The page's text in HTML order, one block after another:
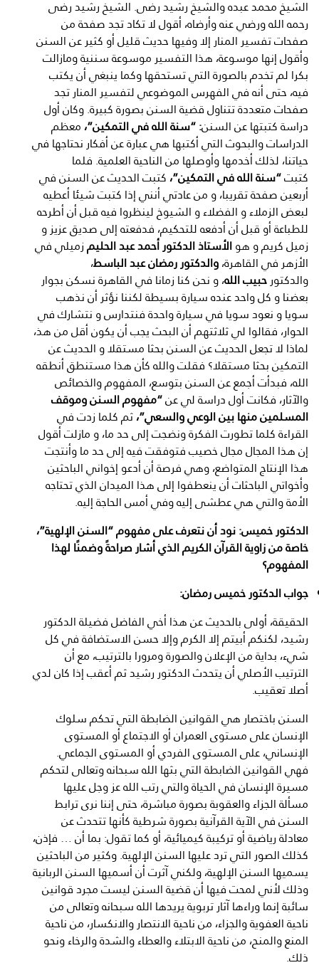
الشيخ محمد عبده والشيخ رشيد رضى. الشيخ رشيد رضى
رحمه الله ورضي عنه وأرضاه، أقول لا تكاد تجد صفحة من
صفحات تفسير المنار إلا وفيها حديث قليل أو كثير عن السنن
وأقول إنها موسوعة، هذا التفسير موسوعة سننية ومازالت
بكرا لم تخدم بالصورة التي تستحقها وكما ينبغي أن يكتب
فيه، حتى أنه في الفهرس الموضوعي لتفسير المنار تجد
صفحات متعددة تتناول قضية السنن بصورة كبيرة. وكان أول
دراسة كتبتها عن السنن: “سنة الله في التمكين”،معظم
الدراسات والبحوث التي أكتبها هي عبارة عن أفكار نحتاجها في
حياتنا، لذلك أخدمها وأوصلها من الناحية العلمية. فلما
كتبت“سنة الله في التمكين”،كتبت الحديث عن السنن في
أربعين صفحة تقريبا، و من عادتي أنني إذا كتبت شيئا أعطيه
لبعض الزملاء و الفضلاء و الشيوخ لينظروا فيه قبل أن أطرحه
للطباعة أو قبل أن أدفعه للتحكيم، فدفعته إلى صديق عزيز و
زميل كريم و هوالأستاذ الدكتور أحمد عبد الحليمزميلي في
الأزهر في القاهرة،والدكتور رمضان عبد الباسط،
والدكتورحبيب الله، و نحن كنا زمانا في القاهرة نسكن بجوار
بعضنا و كل واحد عنده سيارة بسيطة لكننا نؤثر أن نذهب
سويا و نعود سويا في سيارة واحدة فنتدارس و نتشارك في
الحوار، فقالوا لي ثلاثتهم أن البحث يجب أن يكون أقل من هذ،
لماذا لا تجعل الحديث عن السنن بحثا مستقلا و الحديث عن
التمكين بحثا مستقلا؟ فقلت والله كأن هذا مستنطق أنطقه
الله، فبدأت أجمع عن السنن بتوسع، المفهوم والخصائص
والآثار، فكانت أول دراسة لي عن“مفهوم السنن وموقف
المسلمين منها بين الوعي والسعي”،ثم كلما زدت في
القراءة كلما تطورت الفكرة ونضجت إلى حد ما، و مازلت أقول
إن هذا المجال مجال خصيب فتوفقت فيه إلى حد ما وأنتجت
هذا الإنتاج المتواضع، وهي فرصة أن أدعو إخواني الباحثين
وأخواتي الباحثات أن ينعطفوا إلى هذا الميدان الذي تحتاجه
الأمة والتي هي عطشى إليه وفي أمس الحاجة إليه.
الدكتور خميس: نود أن نتعرف على مفهوم “السنن الإلهية”،
خاصة من زاوية القرآن الكريم الذي أشار صراحةً وضمنًا لهذا
المفهوم؟
جواب الدكتور خميس رمضان:
الحقيقة، أولى بالحديث عن هذا أخي الفاضل فضيلة الدكتور
رشيد، لكنكم أبيتم إلا الكرم وإلا حسن الاستضافة في كل
شيء، بداية من الإعلان والصورة ومرورا بالترتيب، مع أن
الترتيب الأصلي أن يتحدث الدكتور رشيد ثم أعقب إذا كان لدي
أصلا تعقيب.
السنن باختصار هي القوانين الضابطة التي تحكم سلوك
الإنسان على مستوى العمران أو الاجتماع أو المستوى
الإنساني، على المستوى الفردي أو المستوى الجماعي.
فهي القوانين الضابطة التي بثها الله سبحانه وتعالى لتحكم
مسيرة الإنسان في الحياة والتي رتب الله عز وجل عليها
مسألة الجزاء والعقوبة بصورة مباشرة، حتى إننا نرى ترابط
السنن في الآية القرآنية بصورة شرطية كأنها تتحدث عن
معادلة رياضية أو تركيبة كيميائية، أو كما تقول: بما أن … فإذن،
كذلك الصور التي ترد عليها السنن الإلهية. وكثير من الباحثين
يسميها السنن الإلهية، ولكني آثرت أن أسميها السنن الربانية
وذلك لأني لمحت فيها أن قضية السنن ليست مجرد قوانين
سائبة إنما وراءها آثار تربوية يريدها الله سبحانه وتعالى من
ناحية العفوية والجزاء، من ناحية الانتصار والانكسار، من ناحية
المنع والمنح، من ناحية الابتلاء والعطاء والشدة والرخاء ونحو
ذلك.